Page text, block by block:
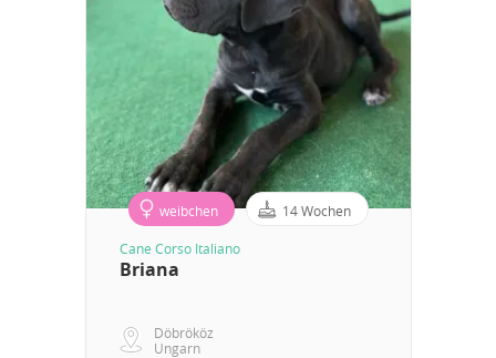
weibchen 14 Wochen
Cane Corso Italiano
Briana
Döbrököz
Ungarn